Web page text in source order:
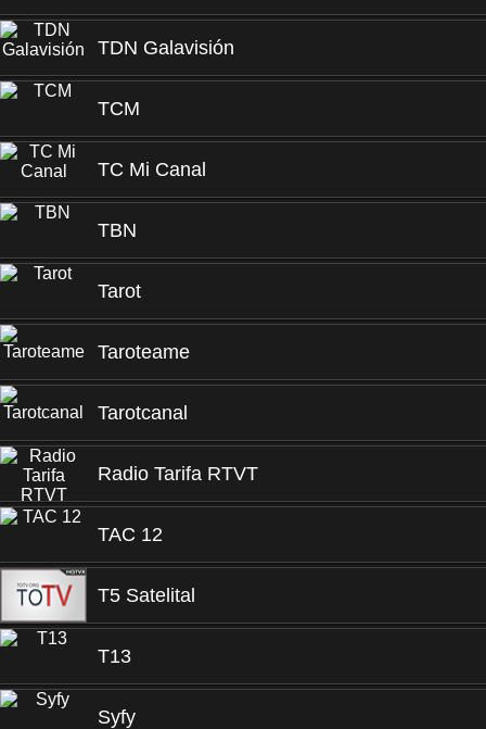
TDN Galavisión
TCM
TC Mi Canal
TBN
Tarot
Taroteame
Tarotcanal
Radio Tarifa RTVT
TAC 12
T5 Satelital
T13
Syfy